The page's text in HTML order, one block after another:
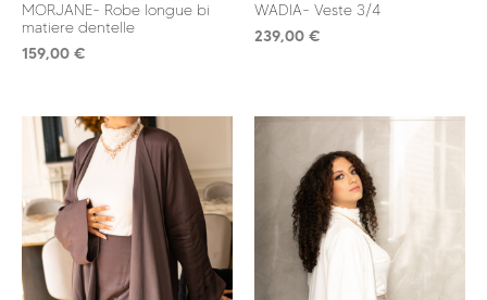
MORJANE- Robe longue bi
matiere dentelle
159,00 €
WADIA- Veste 3/4
239,00 €